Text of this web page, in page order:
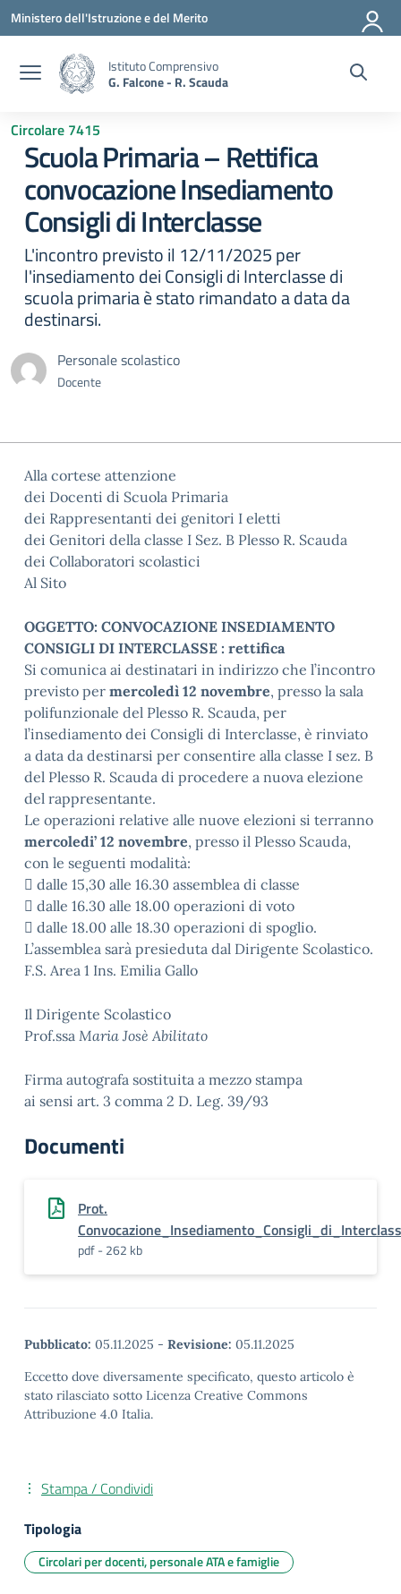
Vai ai contenuti
Vai al menu di navigazione
Vai al footer
Ministero dell'Istruzione e del Merito
Istituto Comprensivo
G. Falcone - R. Scauda
Circolare 7415
Scuola Primaria – Rettifica
convocazione Insediamento
Consigli di Interclasse
L'incontro previsto il 12/11/2025 per
l'insediamento dei Consigli di Interclasse di
scuola primaria è stato rimandato a data da
destinarsi.
Personale scolastico
Docente
Alla cortese attenzione
dei Docenti di Scuola Primaria
dei Rappresentanti dei genitori I eletti
dei Genitori della classe I Sez. B Plesso R. Scauda
dei Collaboratori scolastici
Al Sito
OGGETTO: CONVOCAZIONE INSEDIAMENTO
CONSIGLI DI INTERCLASSE : rettifica
Si comunica ai destinatari in indirizzo che l’incontro
previsto per mercoledì 12 novembre, presso la sala
polifunzionale del Plesso R. Scauda, per
l’insediamento dei Consigli di Interclasse, è rinviato
a data da destinarsi per consentire alla classe I sez. B
del Plesso R. Scauda di procedere a nuova elezione
del rappresentante.
Le operazioni relative alle nuove elezioni si terranno
mercoledi’ 12 novembre, presso il Plesso Scauda,
con le seguenti modalità:
 dalle 15,30 alle 16.30 assemblea di classe
 dalle 16.30 alle 18.00 operazioni di voto
 dalle 18.00 alle 18.30 operazioni di spoglio.
L’assemblea sarà presieduta dal Dirigente Scolastico.
F.S. Area 1 Ins. Emilia Gallo
Il Dirigente Scolastico
Prof.ssa Maria Josè Abilitato
Firma autografa sostituita a mezzo stampa
ai sensi art. 3 comma 2 D. Leg. 39/93
Documenti
Prot.
pdf - 262 kb
Pubblicato: 05.11.2025 - Revisione: 05.11.2025
Eccetto dove diversamente specificato, questo articolo è
stato rilasciato sotto Licenza Creative Commons
Attribuzione 4.0 Italia.
Stampa / Condividi
Tipologia
Circolari per docenti, personale ATA e famiglie